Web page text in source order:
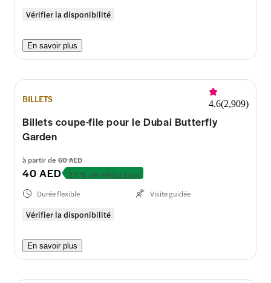
Vérifier la disponibilité
En savoir plus
BILLETS 4.6(2,909)
Billets coupe-file pour le Dubai Butterfly
Garden
à partir de 60 AED
40 AED 33 % de réduction
Vérifier la disponibilité
Durée flexible Visite guidée
En savoir plus